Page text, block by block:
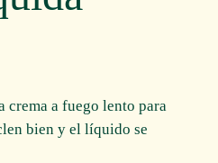
crema a fuego lento para
bien y el líquido se